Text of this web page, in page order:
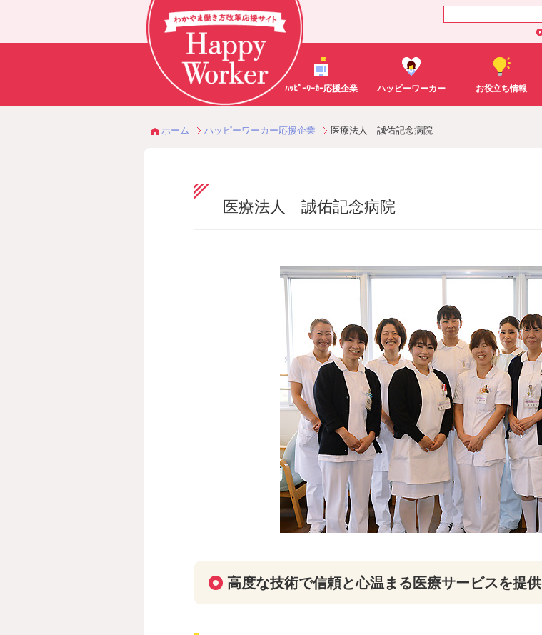
ﾊｯﾋﾟｰﾜｰｶｰ応援企業 ハッピーワーカー お役立ち情報
ホーム ハッピーワーカー応援企業 医療法人 誠佑記念病院
医療法人 誠佑記念病院
高度な技術で信頼と心温まる医療サービスを提供